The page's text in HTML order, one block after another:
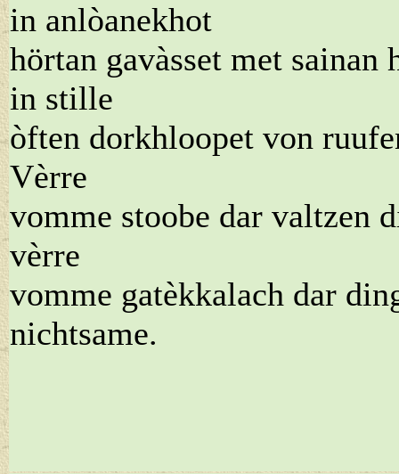
in anlòanekhot
hörtan gavàsset met sainan
in stille
òften dorkhloopet von
Vèrre
vomme stoobe dar valtzen
vèrre
vomme gatèkkalach dar
nichtsame.